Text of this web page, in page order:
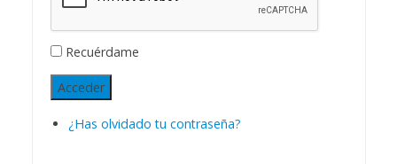
Recuérdame
Acceder
¿Has olvidado tu contraseña?